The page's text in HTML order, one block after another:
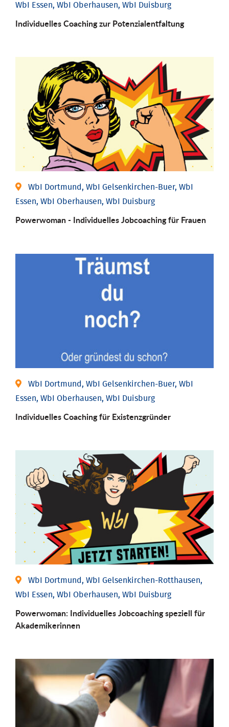
WbI Essen, WbI Oberhausen, WbI Duisburg
Individuelles Coaching zur Potenzialentfaltung
WbI Dortmund, WbI Gelsenkirchen-Buer, WbI
Essen, WbI Oberhausen, WbI Duisburg
Powerwoman - Individu­elles Job­coaching für Frauen
WbI Dortmund, WbI Gelsenkirchen-Buer, WbI
Essen, WbI Oberhausen, WbI Duisburg
Individu­elles Coaching für Existenz­gründer
WbI Dortmund, WbI Gelsenkirchen-Rotthausen,
WbI Essen, WbI Oberhausen, WbI Duisburg
Powerwoman: Individu­elles Job­coaching speziell für
Aka­demiker­innen